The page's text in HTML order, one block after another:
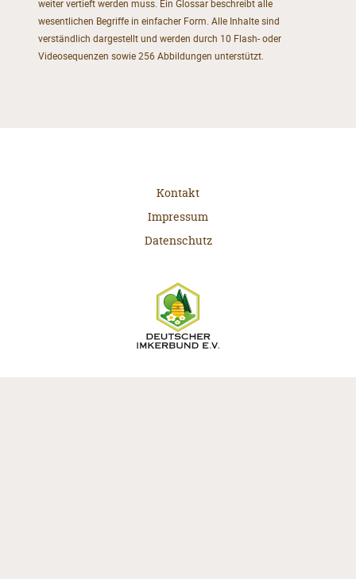
weiter vertieft werden muss. Ein Glossar beschreibt alle
wesentlichen Begriffe in einfacher Form. Alle Inhalte sind
verständlich dargestellt und werden durch 10 Flash- oder
Videosequenzen sowie 256 Abbildungen unterstützt.
Kontakt
Impressum
Datenschutz